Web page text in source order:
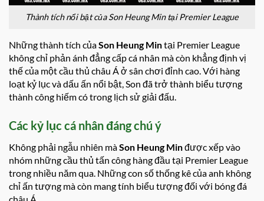
Thành tích nổi bật của Son Heung Min tại Premier League
Những thành tích củaSon Heung Mintại Premier League
không chỉ phản ánh đẳng cấp cá nhân mà còn khẳng định vị
thế của một cầu thủ châu Á ở sân chơi đỉnh cao. Với hàng
loạt kỷ lục và dấu ấn nổi bật, Son đã trở thành biểu tượng
thành công hiếm có trong lịch sử giải đấu.
Các kỷ lục cá nhân đáng chú ý
Không phải ngẫu nhiên màSon Heung Minđược xếp vào
nhóm những cầu thủ tấn công hàng đầu tại Premier League
trong nhiều năm qua. Những con số thống kê của anh không
chỉ ấn tượng mà còn mang tính biểu tượng đối với bóng đá
châu Á.